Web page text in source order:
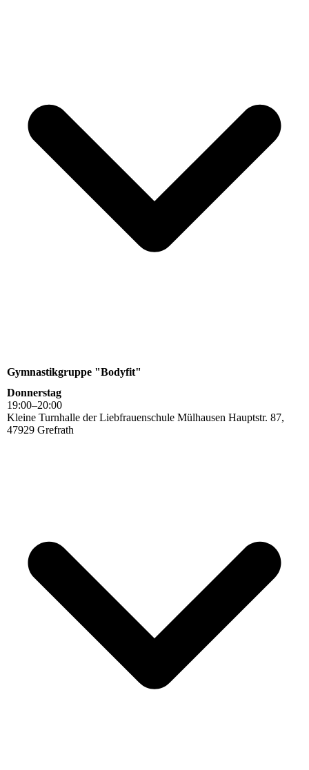
Gymnastikgruppe "Bodyfit"
Donnerstag
19:00–20:00
Kleine Turnhalle der Liebfrauenschule Mülhausen Hauptstr. 87,
47929 Grefrath